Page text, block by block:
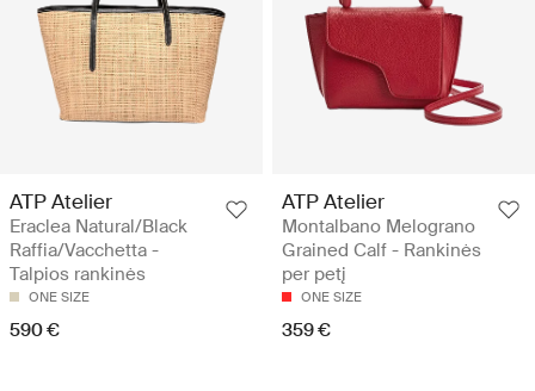
ATP Atelier
Eraclea Natural/Black
Raffia/Vacchetta -
Talpios rankinės
ONE SIZE
590 €
ATP Atelier
Montalbano Melograno
Grained Calf - Rankinės
per petį
ONE SIZE
359 €